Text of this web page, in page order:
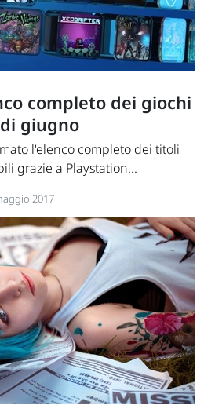
completo dei giochi
giugno
l'elenco completo dei titoli
grazie a Playstation...
2017